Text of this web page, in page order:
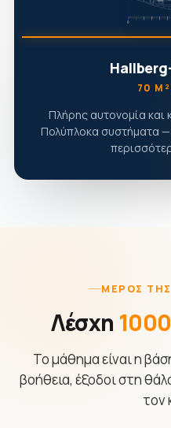
70
Πλήρης αυτονομία
Πολύπλοκα συστήματα —
ΜΈΡΟΣ
Λέσχη
Το μάθημα είναι η
βοήθεια, έξοδοι στη
τον